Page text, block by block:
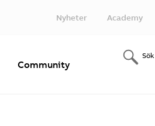
Nyheter Academy
Community
Sök